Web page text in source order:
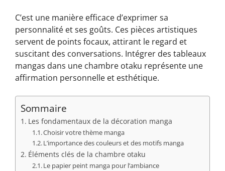
C’est une manière efficace d’exprimer sa
personnalité et ses goûts. Ces pièces artistiques
servent de points focaux, attirant le regard et
suscitant des conversations. Intégrer des tableaux
mangas dans une chambre otaku représente une
affirmation personnelle et esthétique.
Sommaire
Les fondamentaux de la décoration manga
Choisir votre thème manga
L’importance des couleurs et des motifs manga
Éléments clés de la chambre otaku
Le papier peint manga pour l’ambiance